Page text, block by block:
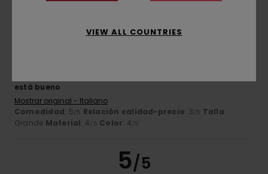
4
está bueno
Mostrar original - Italiano
Comodidad: 5/5 Relación calidad-precio: 3/5 Talla:
Grande Material: 4/5 Color: 4/5
5/5
VIEW ALL COUNTRIES